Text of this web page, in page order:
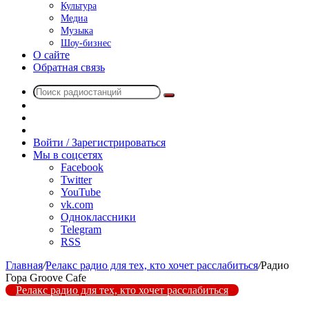
Культура
Медиа
Музыка
Шоу-бизнес
О сайте
Обратная связь
Поиск
радио
Войти / Зарегистрироваться
Мы в соцсетях
Facebook
Twitter
YouTube
vk.com
Одноклассники
Telegram
RSS
Главная/Релакс радио для тех, кто хочет расслабиться/Радио
Гора Groove Cafe
Релакс радио для тех, кто хочет расслабиться